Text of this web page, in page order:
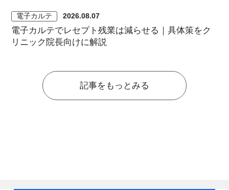
電子カルテ 2026.08.07
電子カルテでレセプト残業は減らせる｜具体策をク
リニック院長向けに解説
記事をもっとみる